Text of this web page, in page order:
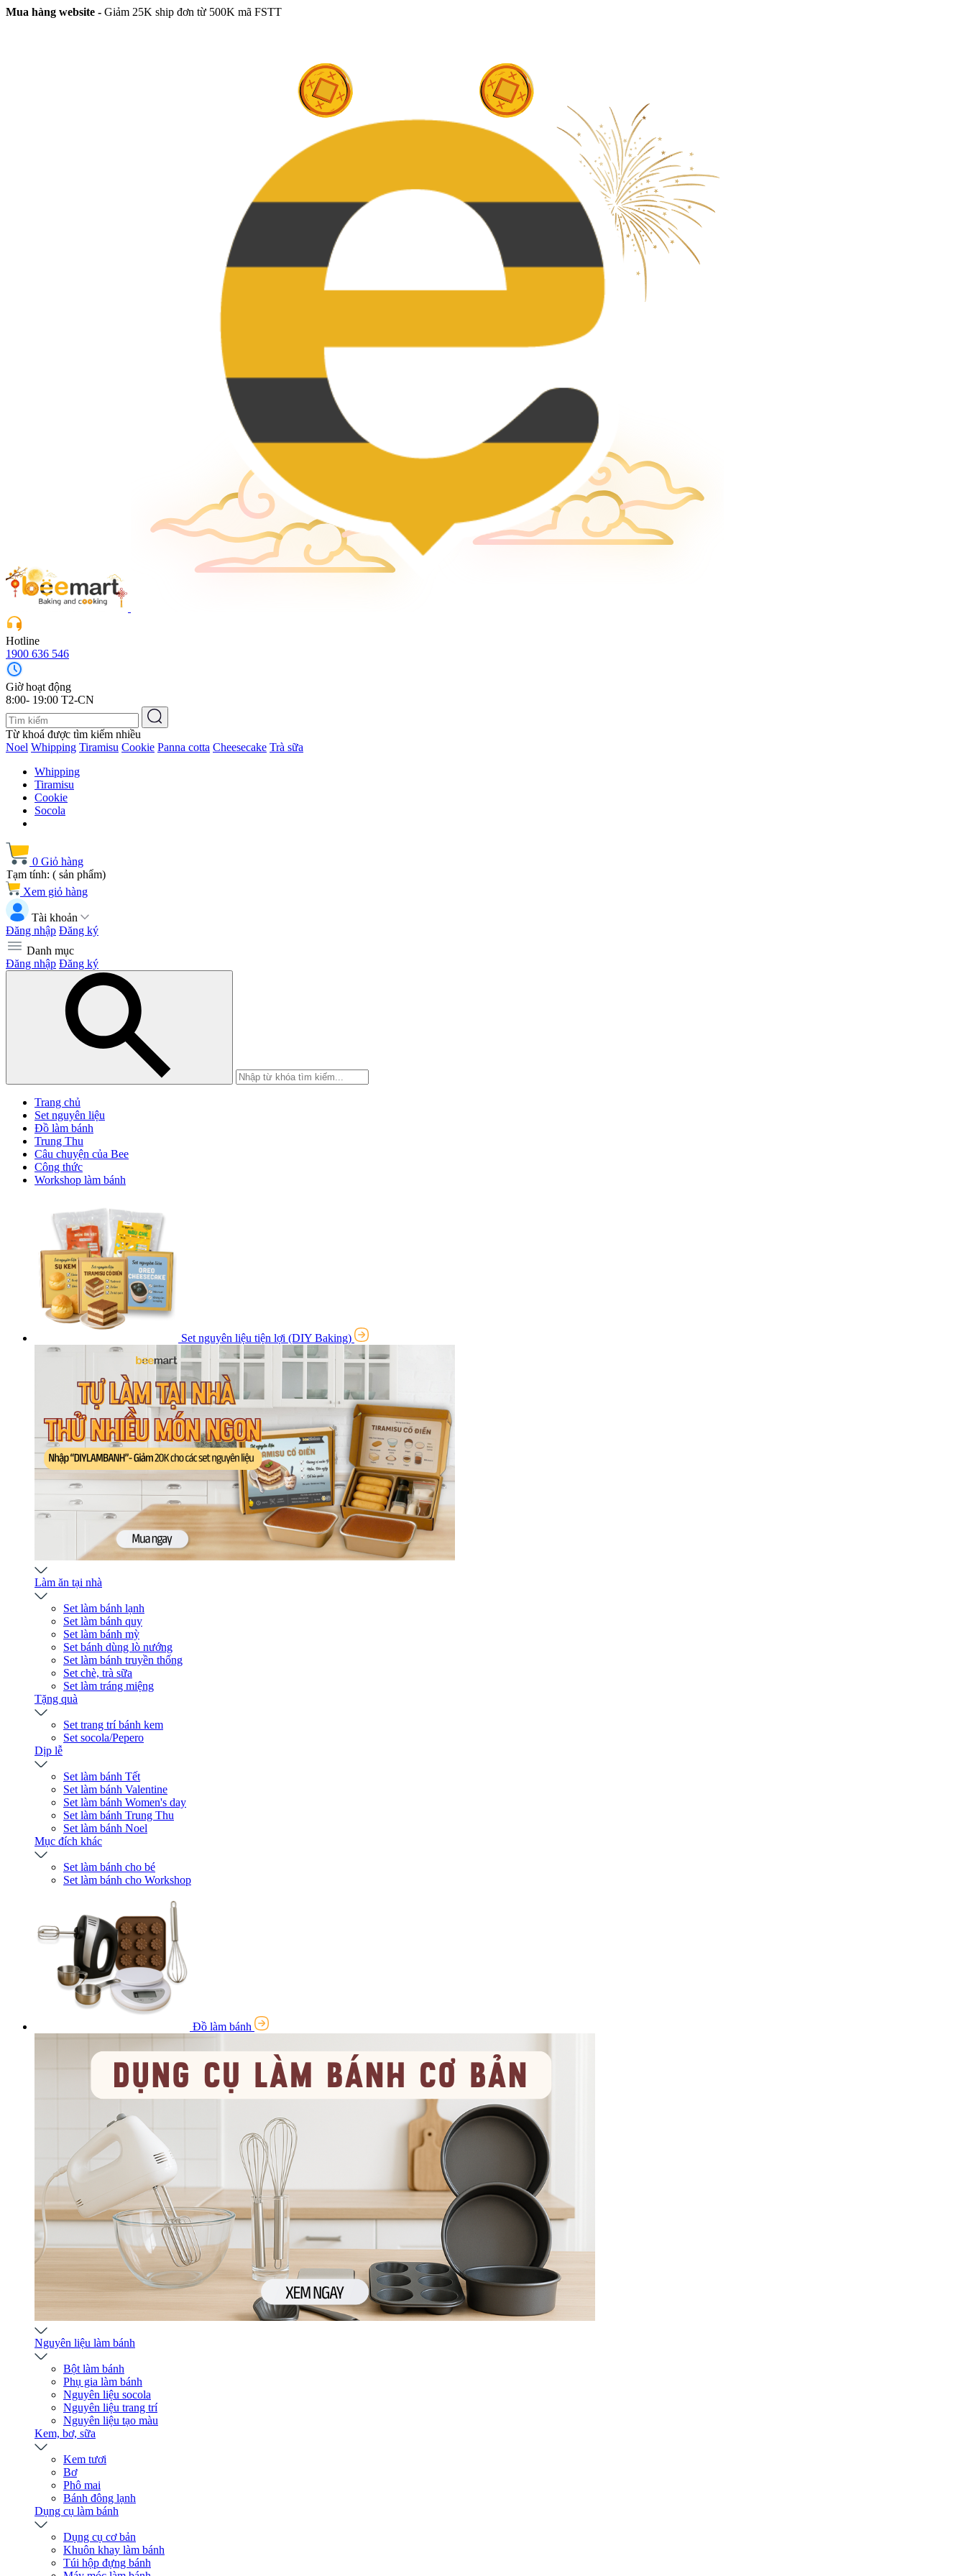
Mua hàng website - Giảm 25K ship đơn từ 500K mã FSTT
Hotline
1900 636 546
Giờ hoạt động
8:00- 19:00 T2-CN
Từ khoá được tìm kiếm nhiều
Noel Whipping Tiramisu Cookie Panna cotta Cheesecake Trà sữa
Whipping
Tiramisu
Cookie
Socola
0 Giỏ hàng
Tạm tính: ( sản phẩm)
Xem giỏ hàng
Tài khoản
Đăng nhập Đăng ký
Danh mục
Đăng nhập Đăng ký
Trang chủ
Set nguyên liệu
Đồ làm bánh
Trung Thu
Câu chuyện của Bee
Công thức
Workshop làm bánh
Set nguyên liệu tiện lợi (DIY Baking)
Làm ăn tại nhà
Set làm bánh lạnh
Set làm bánh quy
Set làm bánh mỳ
Set bánh dùng lò nướng
Set làm bánh truyền thống
Set chè, trà sữa
Set làm tráng miệng
Tặng quà
Set trang trí bánh kem
Set socola/Pepero
Dịp lễ
Set làm bánh Tết
Set làm bánh Valentine
Set làm bánh Women's day
Set làm bánh Trung Thu
Set làm bánh Noel
Mục đích khác
Set làm bánh cho bé
Set làm bánh cho Workshop
Đồ làm bánh
Nguyên liệu làm bánh
Bột làm bánh
Phụ gia làm bánh
Nguyên liệu socola
Nguyên liệu trang trí
Nguyên liệu tạo màu
Kem, bơ, sữa
Kem tươi
Bơ
Phô mai
Bánh đông lạnh
Dụng cụ làm bánh
Dụng cụ cơ bản
Khuôn khay làm bánh
Túi hộp đựng bánh